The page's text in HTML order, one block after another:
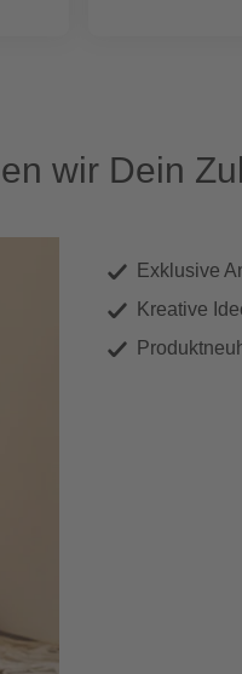
wir Dein
Exklusive
Kreative